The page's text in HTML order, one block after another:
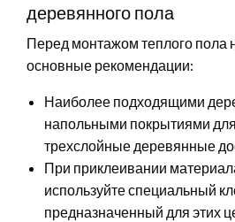
деревянного пола
Перед монтажом теплого пола
основные рекомендации:
Наиболее подходящими
напольными покрытиями
трехслойные деревянные
При приклеивании
используйте специальный
предназначенный для этих